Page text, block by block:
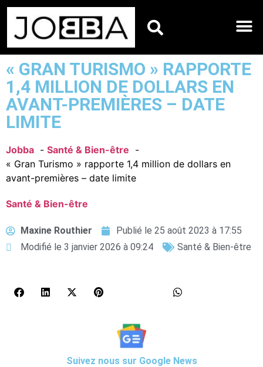
« GRAN TURISMO » RAPPORTE
1,4 MILLION DE DOLLARS EN
AVANT-PREMIÈRES – DATE
LIMITE
Jobba
Santé & Bien-être
« Gran Turismo » rapporte 1,4 million de dollars en
avant-premières – date limite
Santé & Bien-être
Maxine Routhier Publié le 25 août 2023 à 17:55
Modifié le 3 janvier 2026 à 09:24
Santé & Bien-être
Suivez nous sur Google News